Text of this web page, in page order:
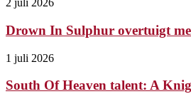
2 juli 2026
Drown In Sulphur overtuigt
1 juli 2026
South Of Heaven talent: A